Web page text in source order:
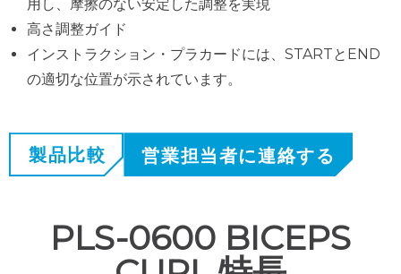
用し、摩擦のない安定した調整を実現
高さ調整ガイド
インストラクション・プラカードには、STARTとEND
の適切な位置が示されています。
製品比較 営業担当者に連絡する
PLS-0600 BICEPS